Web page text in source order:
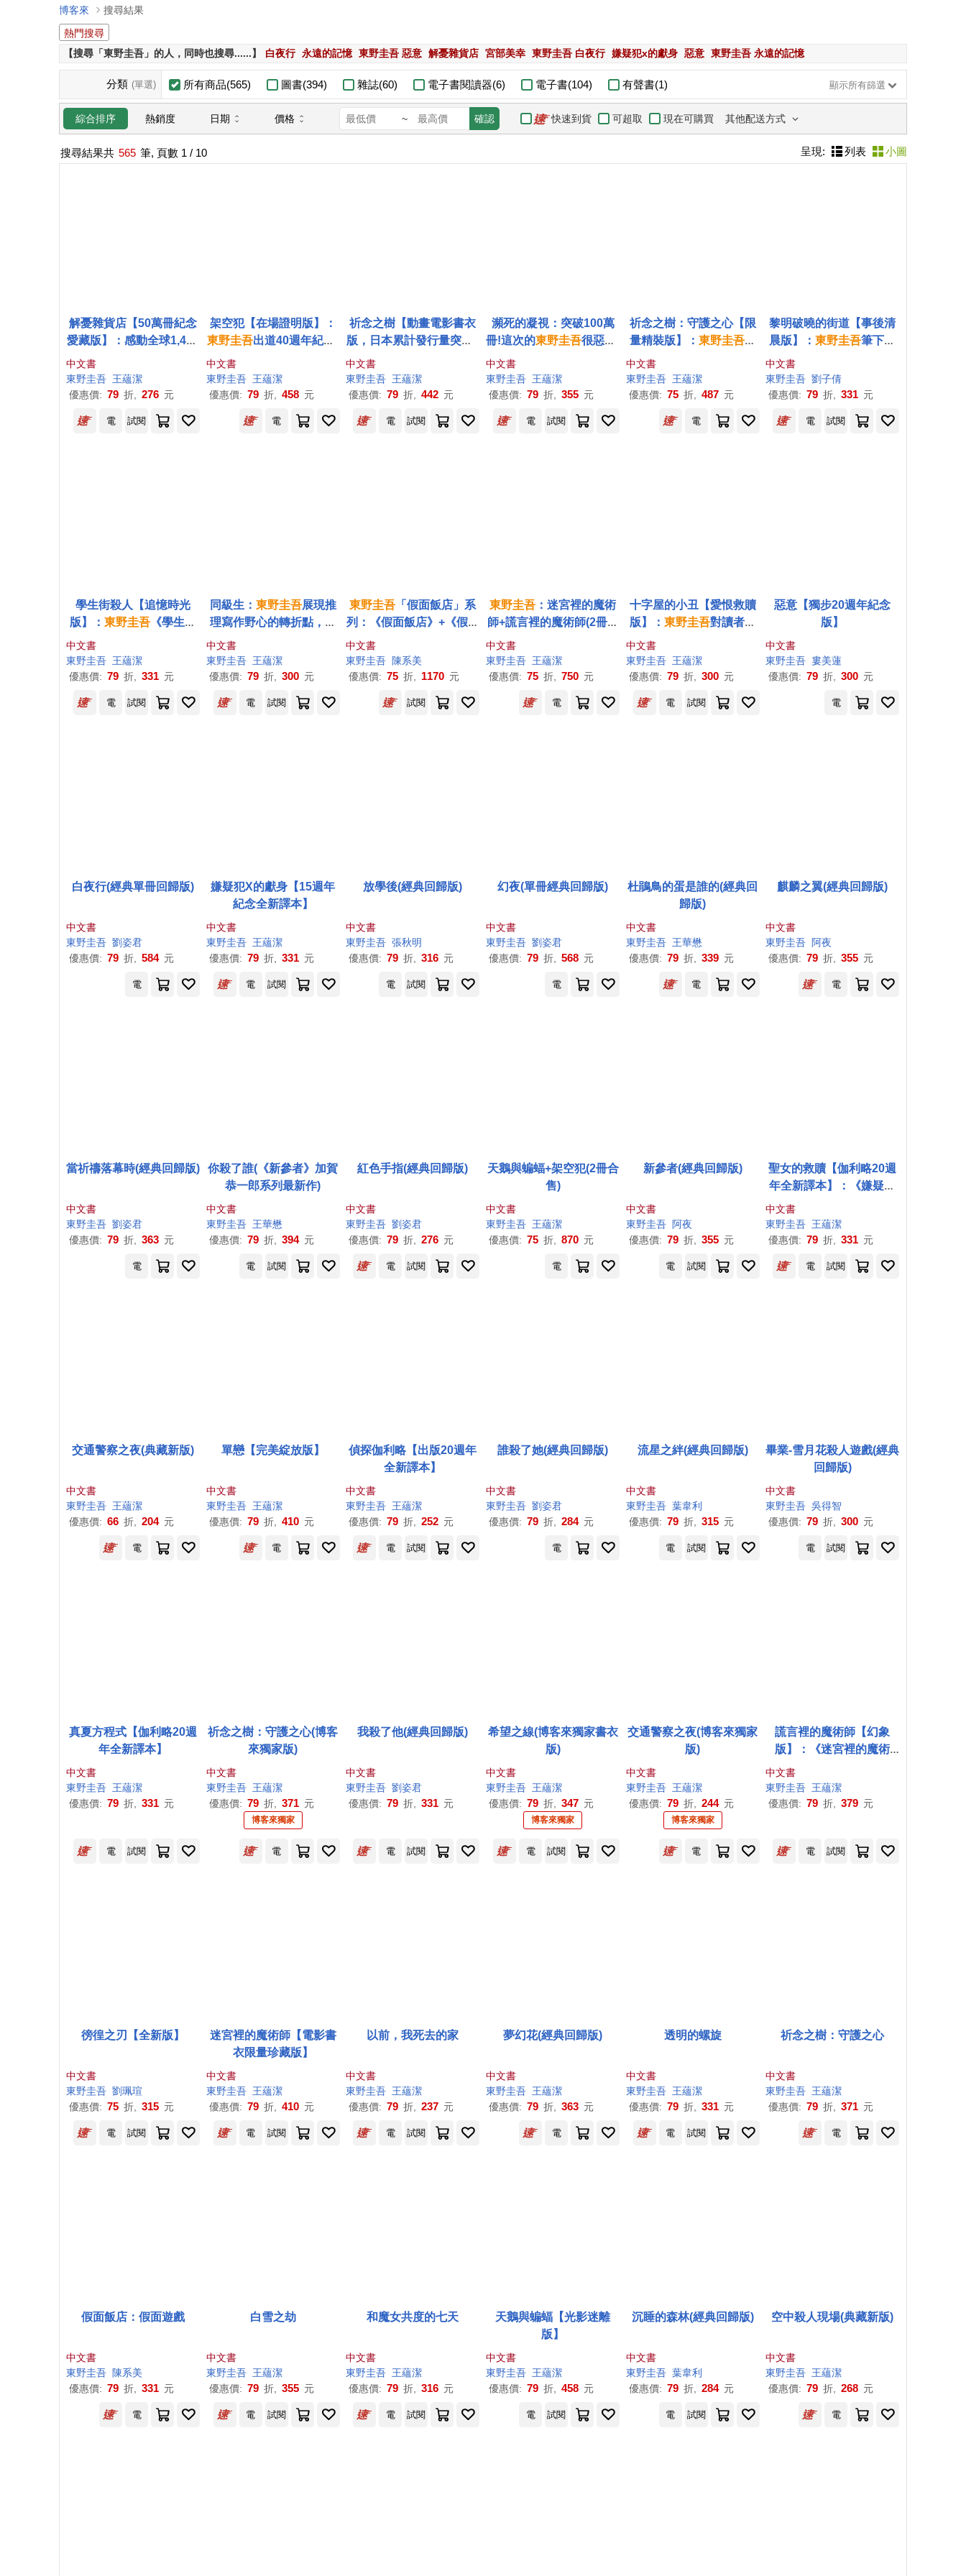
博客來
搜尋結果
熱門搜尋
【搜尋「東野圭吾」的人，同時也搜尋......】
白夜行 永遠的記憶 東野圭吾 惡意 解憂雜貨店 宮部美幸 東野圭吾 白夜行 嫌疑犯x的獻身 惡意 東野圭吾 永遠的記憶
分類 (單選) 所有商品(565) 圖書(394) 雜誌(60) 電子書閱讀器(6) 電子書(104) 有聲書(1) 顯示所有篩選
綜合排序 熱銷度 日期 價格 ~ 確認 快速到貨 可超取 現在可購買 其他配送方式
搜尋結果共 565 筆, 頁數 1 / 10 呈現: 列表 小圖
解憂雜貨店【50萬冊紀念
愛藏版】：感動全球1,400
萬人的奇蹟之書，
吾最令人感動落淚的作品!
(附首刷限定特典「經典封
中文書
東野圭吾 王蘊潔
優惠價: 79 折, 276 元
架空犯【在場證明版】：
東野圭吾出道40週年紀念!
《天鵝與蝙蝠》系列重磅
新作!
中文書
東野圭吾 王蘊潔
優惠價: 79 折, 458 元
祈念之樹【動畫電影書衣
版，日本累計發行量突破1
00萬冊!
代表作】
中文書
東野圭吾 王蘊潔
優惠價: 79 折, 442 元
瀕死的凝視：突破100萬
冊!這次的東野圭吾很惡劣!
瘋到極致的情慾與驚悚!
中文書
東野圭吾 王蘊潔
優惠價: 79 折, 355 元
祈念之樹：守護之心【限
量精裝版】： 東野圭吾印
刷簽名+專屬收藏編號
中文書
東野圭吾 王蘊潔
優惠價: 75 折, 487 元
黎明破曉的街道【事後清
晨版】：東野圭吾筆下的
中文書
東野圭吾 劉子倩
優惠價: 79 折, 331 元
電 試閱 電 電 試閱 電 試閱 電 電 試閱
學生街殺人【追憶時光
版】： 東野圭吾 《學生三
部曲》之集大成，生涯最
高代表作!
中文書
東野圭吾 王蘊潔
優惠價: 79 折, 331 元
同級生： 東野圭吾展現推
理寫作野心的轉折點，設
下以青春為名的不解之謎!
【青春痛戀版】
中文書
東野圭吾 王蘊潔
優惠價: 79 折, 300 元
東野圭吾 「假面飯店」系
列：《假面飯店》+《假面
前夜》+《假面之夜》+
《假面遊戲》
中文書
東野圭吾
陳系美
優惠價: 75 折, 1170 元
東野圭吾 ：迷宮裡的魔術
師+謊言裡的魔術師(2冊合
中文書
東野圭吾 王蘊潔
優惠價: 75 折, 750 元
十字屋的小丑【愛恨救贖
版】： 東野圭吾對讀者下
的挑戰書──前所未有的反
轉再反轉!
中文書
東野圭吾 王蘊潔
優惠價: 79 折, 300 元
惡意【獨步20週年紀念
版】
中文書
東野圭吾 婁美蓮
優惠價: 79 折, 300 元
電 試閱 電 試閱 試閱 電 電 試閱 電
白夜行(經典單冊回歸版)
中文書
東野圭吾 劉姿君
優惠價: 79 折, 584 元
嫌疑犯X的獻身【15週年
紀念全新譯本】
中文書
東野圭吾 王蘊潔
優惠價: 79 折, 331 元
放學後(經典回歸版)
中文書
東野圭吾 張秋明
優惠價: 79 折, 316 元
幻夜(單冊經典回歸版)
中文書
東野圭吾 劉姿君
優惠價: 79 折, 568 元
杜鵑鳥的蛋是誰的(經典回
歸版)
中文書
東野圭吾 王華懋
優惠價: 79 折, 339 元
麒麟之翼(經典回歸版)
中文書
東野圭吾
阿夜
優惠價: 79 折, 355 元
電 電 試閱 電 試閱 電 電 電
當祈禱落幕時(經典回歸版)
中文書
東野圭吾 劉姿君
優惠價: 79 折, 363 元
你殺了誰(《新參者》加賀
恭一郎系列最新作)
中文書
東野圭吾 王華懋
優惠價: 79 折, 394 元
紅色手指(經典回歸版)
中文書
東野圭吾 劉姿君
優惠價: 79 折, 276 元
天鵝與蝙蝠+架空犯(2冊合
售)
中文書
東野圭吾 王蘊潔
優惠價: 75 折, 870 元
新參者(經典回歸版)
中文書
東野圭吾
阿夜
優惠價: 79 折, 355 元
聖女的救贖【伽利略20週
年全新譯本】：《嫌疑犯
X的獻身》姊妹作，東野
式謎團最高峰!日本熱賣突
破百萬冊，名譯者王蘊潔
中文書
東野圭吾 王蘊潔
優惠價: 79 折, 331 元
電 電 試閱 電 試閱 電 電 試閱 電 試閱
交通警察之夜(典藏新版)
中文書
東野圭吾 王蘊潔
優惠價: 66 折, 204 元
單戀【完美綻放版】
中文書
東野圭吾 王蘊潔
優惠價: 79 折, 410 元
偵探伽利略【出版20週年
全新譯本】
中文書
東野圭吾 王蘊潔
優惠價: 79 折, 252 元
誰殺了她(經典回歸版)
中文書
東野圭吾 劉姿君
優惠價: 79 折, 284 元
流星之絆(經典回歸版)
中文書
東野圭吾 葉韋利
優惠價: 79 折, 315 元
畢業-雪月花殺人遊戲(經典
回歸版)
中文書
東野圭吾 吳得智
優惠價: 79 折, 300 元
電 電 電 試閱 電 電 試閱 電 試閱
真夏方程式【伽利略20週
年全新譯本】
中文書
東野圭吾 王蘊潔
優惠價: 79 折, 331 元
祈念之樹：守護之心(博客
來獨家版)
中文書
東野圭吾 王蘊潔
優惠價: 79 折, 371 元
博客來獨家
我殺了他(經典回歸版)
中文書
東野圭吾 劉姿君
優惠價: 79 折, 331 元
希望之線(博客來獨家書衣
版)
中文書
東野圭吾 王蘊潔
優惠價: 79 折, 347 元
博客來獨家
交通警察之夜(博客來獨家
版)
中文書
東野圭吾 王蘊潔
優惠價: 79 折, 244 元
博客來獨家
謊言裡的魔術師【幻象
版】：《迷宮裡的魔術
師》系列第2彈!系列銷售
累計突破70萬冊!
中文書
東野圭吾 王蘊潔
優惠價: 79 折, 379 元
電 試閱 電 電 試閱 電 試閱 電 電 試閱
徬徨之刃【全新版】
中文書
東野圭吾 劉珮瑄
優惠價: 75 折, 315 元
迷宮裡的魔術師【電影書
衣限量珍藏版】
中文書
東野圭吾 王蘊潔
優惠價: 79 折, 410 元
以前，我死去的家
中文書
東野圭吾 王蘊潔
優惠價: 79 折, 237 元
夢幻花(經典回歸版)
中文書
東野圭吾 王蘊潔
優惠價: 79 折, 363 元
透明的螺旋
中文書
東野圭吾 王蘊潔
優惠價: 79 折, 331 元
祈念之樹：守護之心
中文書
東野圭吾 王蘊潔
優惠價: 79 折, 371 元
電 試閱 電 試閱 電 試閱 電 電 試閱 電
假面飯店：假面遊戲
中文書
東野圭吾
陳系美
優惠價: 79 折, 331 元
白雪之劫
中文書
東野圭吾 王蘊潔
優惠價: 79 折, 355 元
和魔女共度的七天
中文書
東野圭吾 王蘊潔
優惠價: 79 折, 316 元
天鵝與蝙蝠【光影迷離
版】
中文書
東野圭吾 王蘊潔
優惠價: 79 折, 458 元
沉睡的森林(經典回歸版)
中文書
東野圭吾 葉韋利
優惠價: 79 折, 284 元
空中殺人現場(典藏新版)
中文書
東野圭吾 王蘊潔
優惠價: 79 折, 268 元
電 電 試閱 電 試閱 電 試閱 電 試閱 電